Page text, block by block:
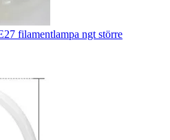
filamentlampa ngt större